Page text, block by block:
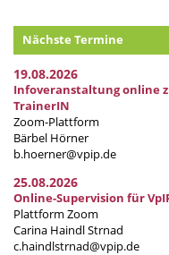
Nächste Termine
19.08.2026
Infoveranstaltung online
TrainerIN
Zoom-Plattform
Bärbel Hörner
b.hoerner@vpip.de
25.08.2026
Online-Supervision für
Plattform Zoom
Carina Haindl Strnad
c.haindlstrnad@vpip.de